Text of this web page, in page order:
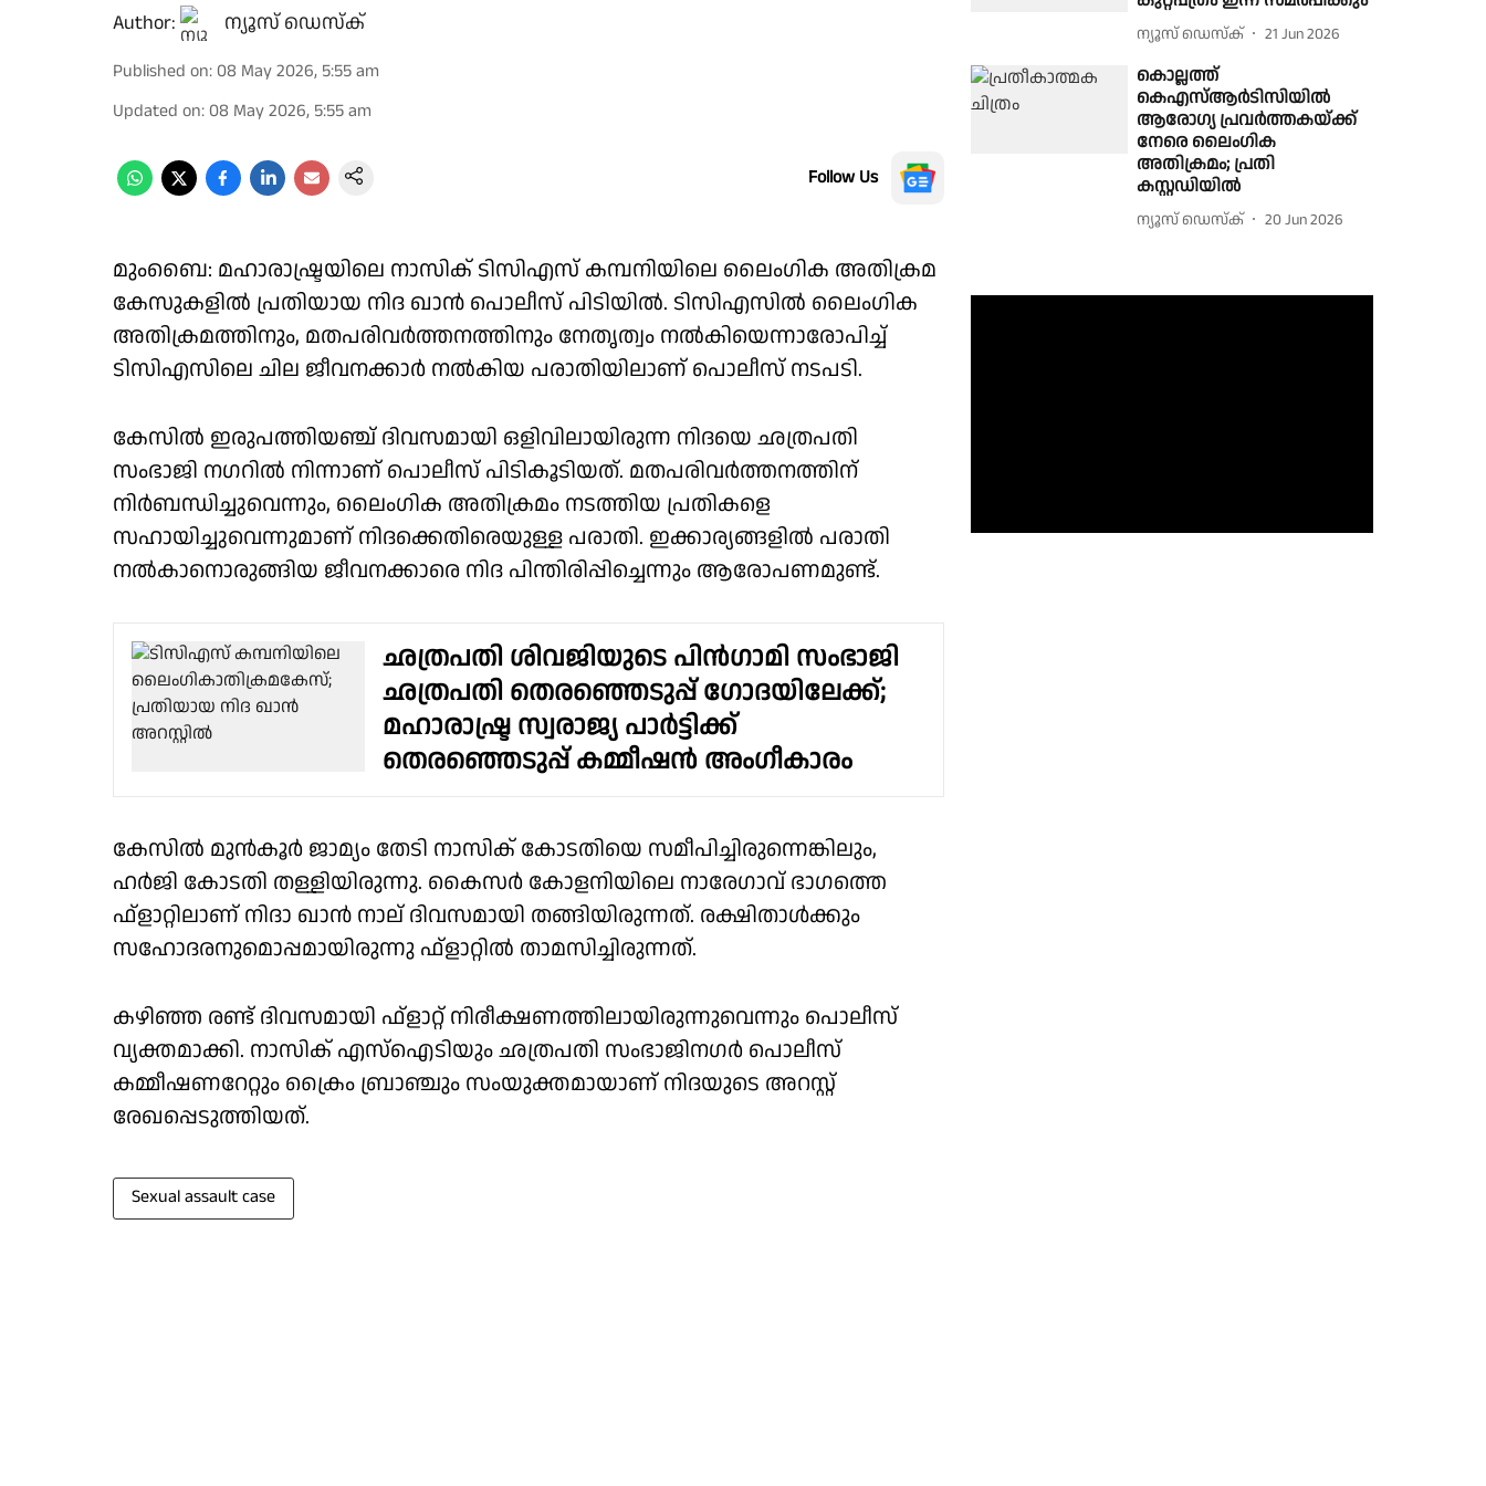
Author: ന്യൂസ് ഡെസ്ക്
Published on: 08 May 2026, 5:55 am
Updated on: 08 May 2026, 5:55 am
Follow Us
മുംബൈ: മഹാരാഷ്ട്രയിലെ നാസിക് ടിസിഎസ് കമ്പനിയിലെ ലൈംഗിക അതിക്രമ
കേസുകളില്‍ പ്രതിയായ നിദ ഖാന്‍ പൊലീസ് പിടിയില്‍. ടിസിഎസില്‍ ലൈംഗിക
അതിക്രമത്തിനും, മതപരിവര്‍ത്തനത്തിനും നേതൃത്വം നല്‍കിയെന്നാരോപിച്ച്
ടിസിഎസിലെ ചില ജീവനക്കാര്‍ നല്‍കിയ പരാതിയിലാണ് പൊലീസ് നടപടി.
കേസില്‍ ഇരുപത്തിയഞ്ച് ദിവസമായി ഒളിവിലായിരുന്ന നിദയെ ഛത്രപതി
സംഭാജി നഗറില്‍ നിന്നാണ് പൊലീസ് പിടികൂടിയത്. മതപരിവര്‍ത്തനത്തിന്
നിര്‍ബന്ധിച്ചുവെന്നും, ലൈംഗിക അതിക്രമം നടത്തിയ പ്രതികളെ
സഹായിച്ചുവെന്നുമാണ് നിദക്കെതിരെയുള്ള പരാതി. ഇക്കാര്യങ്ങളില്‍ പരാതി
നല്‍കാനൊരുങ്ങിയ ജീവനക്കാരെ നിദ പിന്തിരിപ്പിച്ചെന്നും ആരോപണമുണ്ട്.
ഛത്രപതി ശിവജിയുടെ പിൻഗാമി സംഭാജി
ഛത്രപതി തെരഞ്ഞെടുപ്പ് ഗോദയിലേക്ക്;
മഹാരാഷ്ട്ര സ്വരാജ്യ പാർട്ടിക്ക്
തെരഞ്ഞെടുപ്പ് കമ്മീഷൻ അംഗീകാരം
കേസില്‍ മുന്‍കൂര്‍ ജാമ്യം തേടി നാസിക് കോടതിയെ സമീപിച്ചിരുന്നെങ്കിലും,
ഹര്‍ജി കോടതി തള്ളിയിരുന്നു. കൈസര്‍ കോളനിയിലെ നാരേഗാവ് ഭാഗത്തെ
ഫ്‌ളാറ്റിലാണ് നിദാ ഖാന്‍ നാല് ദിവസമായി തങ്ങിയിരുന്നത്. രക്ഷിതാള്‍ക്കും
സഹോദരനുമൊപ്പമായിരുന്നു ഫ്‌ളാറ്റില്‍ താമസിച്ചിരുന്നത്.
കഴിഞ്ഞ രണ്ട് ദിവസമായി ഫ്‌ളാറ്റ് നിരീക്ഷണത്തിലായിരുന്നുവെന്നും പൊലീസ്
വ്യക്തമാക്കി. നാസിക് എസ്‌ഐടിയും ഛത്രപതി സംഭാജിനഗര്‍ പൊലീസ്
കമ്മീഷണറേറ്റും ക്രൈം ബ്രാഞ്ചും സംയുക്തമായാണ് നിദയുടെ അറസ്റ്റ്
രേഖപ്പെടുത്തിയത്.
Sexual assault case
ന്യൂസ് ഡെസ്ക് 21 Jun 2026
കൊല്ലത്ത്
കെഎസ്ആർടിസിയിൽ
ആരോഗ്യ പ്രവർത്തകയ്ക്ക്
നേരെ ലൈംഗിക
അതിക്രമം; പ്രതി
കസ്റ്റഡിയിൽ
ന്യൂസ് ഡെസ്ക് 20 Jun 2026